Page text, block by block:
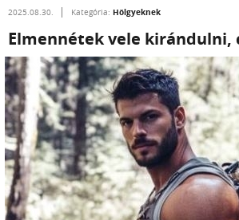
2025.08.30. Kategória: Hölgyeknek
Elmennétek vele kirándulni,